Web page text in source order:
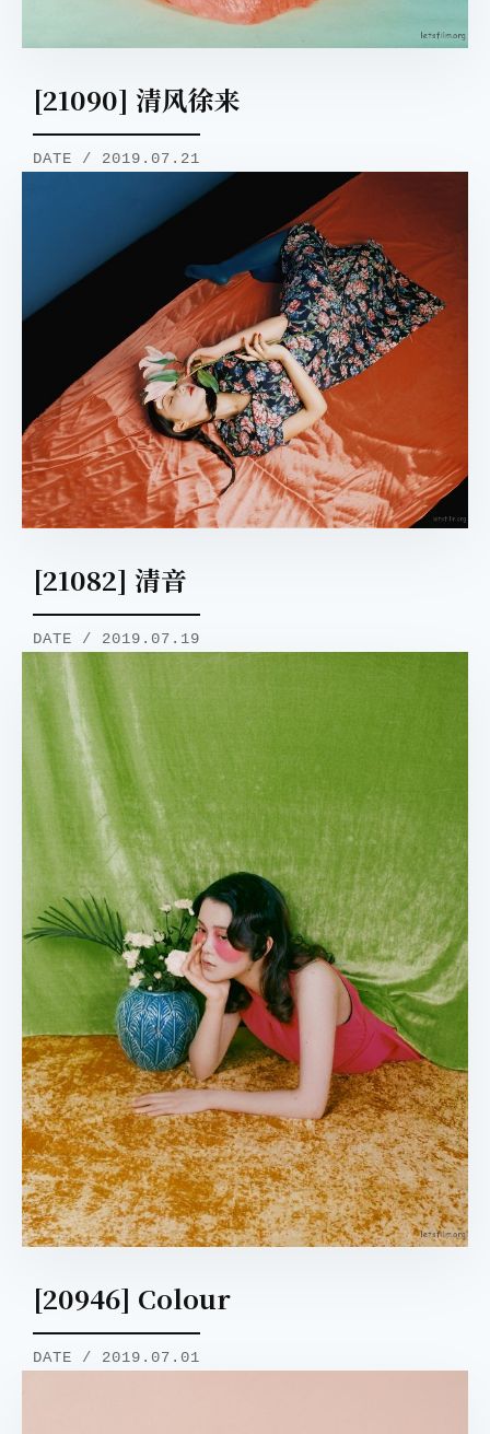
[21090] 清风徐来
DATE / 2019.07.21
[21082] 清音
DATE / 2019.07.19
[20946] Colour
DATE / 2019.07.01